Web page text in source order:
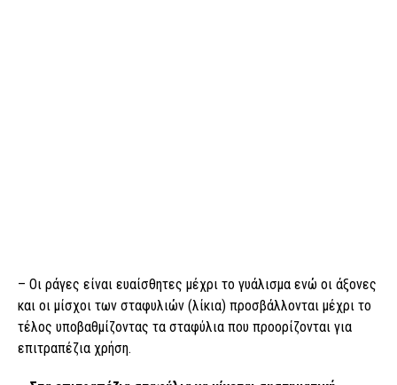
– Οι ράγες είναι ευαίσθητες μέχρι το γυάλισμα ενώ οι άξονες
και οι μίσχοι των σταφυλιών (λίκια) προσβάλλονται μέχρι το
τέλος υποβαθμίζοντας τα σταφύλια που προορίζονται για
επιτραπέζια χρήση.